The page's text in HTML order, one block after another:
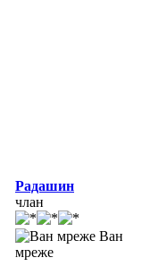
Радашин
члан
Ван
мреже